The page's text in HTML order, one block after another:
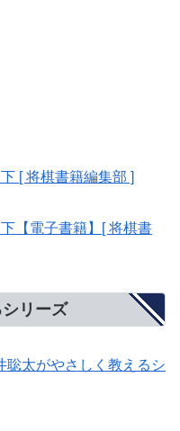
[ 将棋書籍編集部 ]
【電子書籍】[ 将棋書
リーズ
聡太がやさしく教えるシ